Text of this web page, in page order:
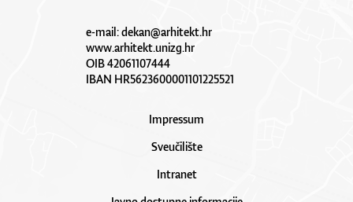
e-mail:dekan@arhitekt.hr
www.arhitekt.unizg.hr
OIB 42061107444
IBAN HR5623600001101225521
Impressum
Sveučilište
Intranet